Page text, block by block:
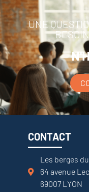
UNE
CONTACT
Les berges
64 avenue
69007 LYON